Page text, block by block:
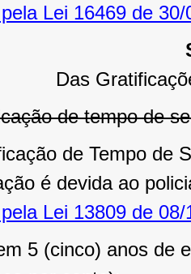
Lei 16469 de 30/
Das
de tempo de
de Tempo de
é devida ao
Lei 13809 de 08/
5 (cinco) anos de